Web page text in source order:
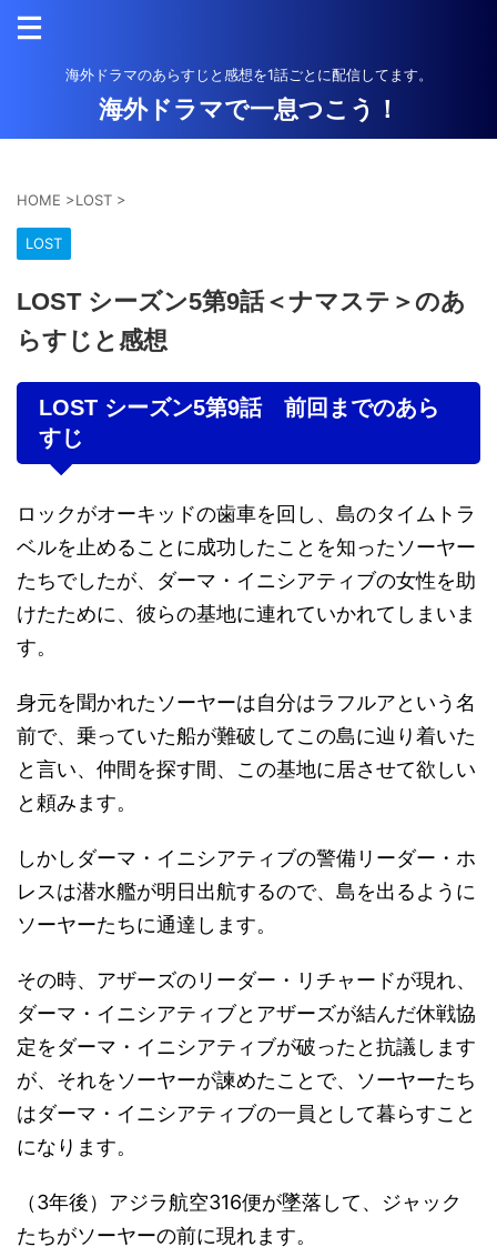
海外ドラマのあらすじと感想を1話ごとに配信してます。
海外ドラマで一息つこう！
HOME >LOST >
LOST
LOST シーズン5第9話＜ナマステ＞のあ
らすじと感想
LOST シーズン5第9話 前回までのあら
すじ
ロックがオーキッドの歯車を回し、島のタイムトラ
ベルを止めることに成功したことを知ったソーヤー
たちでしたが、ダーマ・イニシアティブの女性を助
けたために、彼らの基地に連れていかれてしまいま
す。
身元を聞かれたソーヤーは自分はラフルアという名
前で、乗っていた船が難破してこの島に辿り着いた
と言い、仲間を探す間、この基地に居させて欲しい
と頼みます。
しかしダーマ・イニシアティブの警備リーダー・ホ
レスは潜水艦が明日出航するので、島を出るように
ソーヤーたちに通達します。
その時、アザーズのリーダー・リチャードが現れ、
ダーマ・イニシアティブとアザーズが結んだ休戦協
定をダーマ・イニシアティブが破ったと抗議します
が、それをソーヤーが諫めたことで、ソーヤーたち
はダーマ・イニシアティブの一員として暮らすこと
になります。
（3年後）アジラ航空316便が墜落して、ジャック
たちがソーヤーの前に現れます。